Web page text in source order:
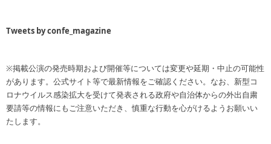
Tweets by confe_magazine
※掲載公演の発売時期および開催等については変更や延期・中止の可能性
があります。公式サイト等で最新情報をご確認ください。なお、新型コ
ロナウイルス感染拡大を受けて発表される政府や自治体からの外出自粛
要請等の情報にもご注意いただき、慎重な行動を心がけるようお願いい
たします。